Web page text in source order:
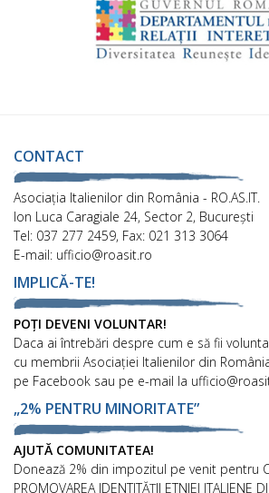
CONTACT
Asociaţia Italienilor din România - RO.AS.IT.
Ion Luca Caragiale 24, Sector 2, București
Tel: 037 277 2459, Fax: 021 313 3064
E-mail: ufficio@roasit.ro
IMPLICĂ-TE!
POȚI DEVENI VOLUNTAR!
Daca ai întrebări despre cum e să fii
cu membrii Asociației Italienilor din România
pe Facebook sau pe e-mail la
„2% PENTRU MINORITATE”
AJUTĂ COMUNITATEA!
Donează 2% din impozitul pe venit pentru
PROMOVAREA IDENTITĂȚII ETNIEI ITALIENE